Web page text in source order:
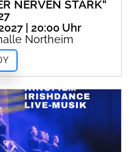
NERVEN STARK“
| 20:00 Uhr
Northeim